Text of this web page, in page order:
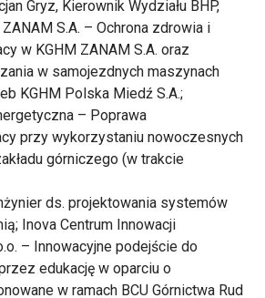
Gryz, Kierownik Wydziału BHP,
S.A. – Ochrona zdrowia i
w KGHM ZANAM S.A. oraz
w samojezdnych maszynach
KGHM Polska Miedź S.A.;
– Poprawa
przy wykorzystaniu nowoczesnych
górniczego (w trakcie
ds. projektowania systemów
Inova Centrum Innowacji
– Innowacyjne podejście do
edukację w oparciu o
w ramach BCU Górnictwa Rud